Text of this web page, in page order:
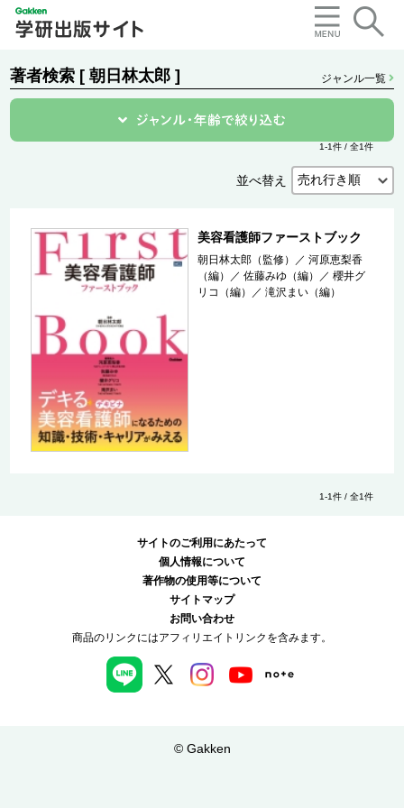
著者検索 [ 朝日林太郎 ] ジャンル一覧
1-1件 / 全1件
並べ替え
美容看護師ファーストブック
朝日林太郎（監修） ／河原恵梨香
（編）
／佐藤みゆ（編） ／櫻井グ
リコ（編）
／滝沢まい（編）
1-1件 / 全1件
サイトのご利用にあたって
個人情報について
著作物の使用等について
サイトマップ
お問い合わせ
商品のリンクにはアフィリエイトリンクを含みます。
© Gakken